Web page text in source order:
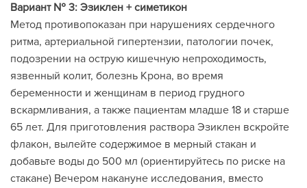
Вариант № 3: Эзиклен + симетикон
Метод противопоказан при нарушениях сердечного
ритма, артериальной гипертензии, патологии почек,
подозрении на острую кишечную непроходимость,
язвенный колит, болезнь Крона, во время
беременности и женщинам в период грудного
вскармливания, а также пациентам младше 18 и старше
65 лет. Для приготовления раствора Эзиклен вскройте
флакон, вылейте содержимое в мерный стакан и
добавьте воды до 500 мл (ориентируйтесь по риске на
стакане) Вечером накануне исследования, вместо